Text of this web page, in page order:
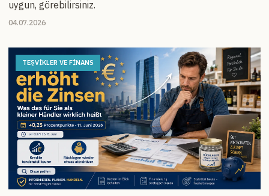
uygun, görebilirsiniz.
04.07.2026
TEŞVIKLER VE FINANS